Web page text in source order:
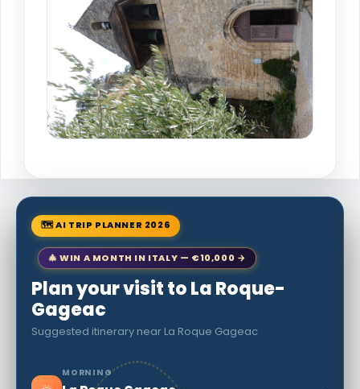
🗺 AI TRIP PLANNER 2026
🎄 WIN A MONTH IN ITALY — €10,000 →
Plan your visit to La Roque-
Gageac
Suggested itinerary near La Roque Gageac
MORNING